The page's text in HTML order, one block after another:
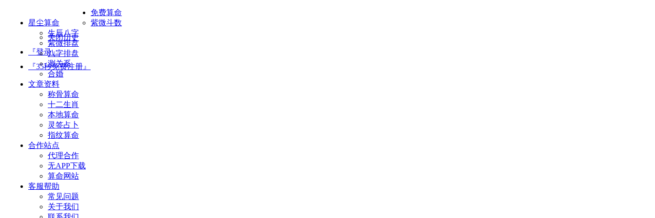
星尘算命
关闭历史
『登录』
『35秒免费注册』
免费算命
紫微斗数
生辰八字
紫微排盘
八字排盘
测关系
合婚
文章资料
称骨算命
十二生肖
本地算命
灵签占卜
指纹算命
合作站点
代理合作
无APP下载
算命网站
客服帮助
常见问题
关于我们